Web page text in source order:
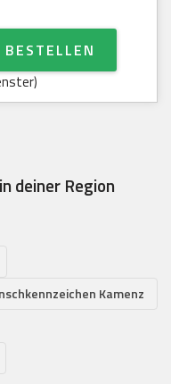
deiner Region
Kamenz